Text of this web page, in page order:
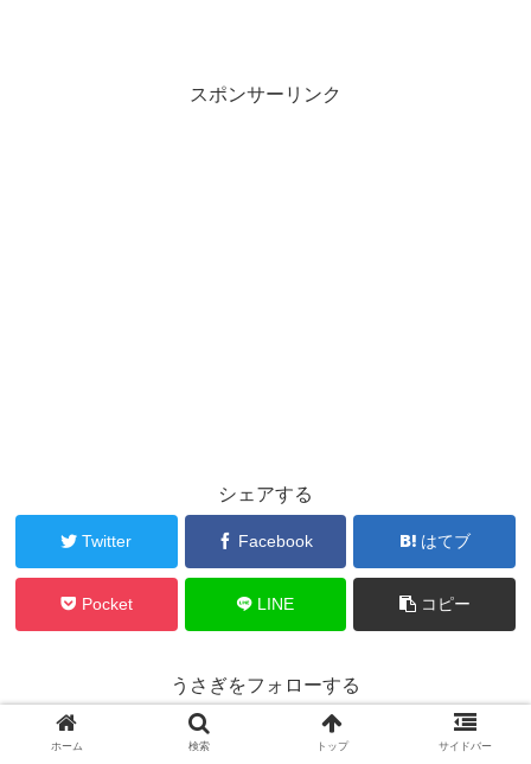
スポンサーリンク
シェアする
Twitter Facebook はてブ
Pocket LINE コピー
うさぎをフォローする
ホーム 検索 トップ サイドバー